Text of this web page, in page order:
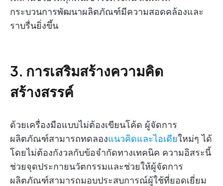
กระบวนการพัฒนาผลิตภัณฑ์มีความสอดคล้องและ
ราบรื่นยิ่งขึ้น
3. การเสริมสร้างความคิด
สร้างสรรค์
ด้วยเครื่องมือแบบไม่ต้องเขียนโค้ด ผู้จัดการ
ผลิตภัณฑ์สามารถทดลองแนวคิดและไอเดียใหม่ๆ ได้
โดยไม่ต้องกังวลกับข้อจำกัดทางเทคนิค ความอิสระนี้
ช่วยจุดประกายนวัตกรรมและช่วยให้ผู้จัดการ
ผลิตภัณฑ์สามารถมอบประสบการณ์ผู้ใช้ที่ยอดเยี่ยม